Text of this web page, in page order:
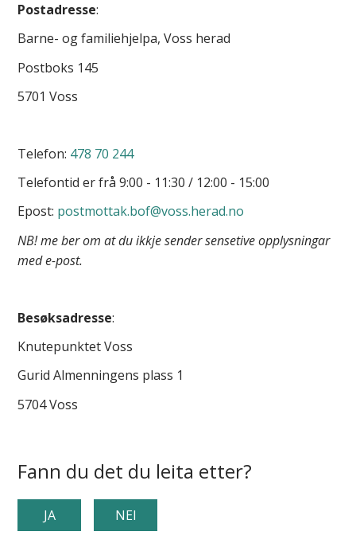
Postadresse:
Barne- og familiehjelpa, Voss herad
Postboks 145
5701 Voss
Telefon: 478 70 244
Telefontid er frå 9:00 - 11:30 / 12:00 - 15:00
Epost: postmottak.bof@voss.herad.no
NB! me ber om at du ikkje sender sensetive opplysningar
med e-post.
Besøksadresse:
Knutepunktet Voss
Gurid Almenningens plass 1
5704 Voss
Fann du det du leita etter?
JA NEI